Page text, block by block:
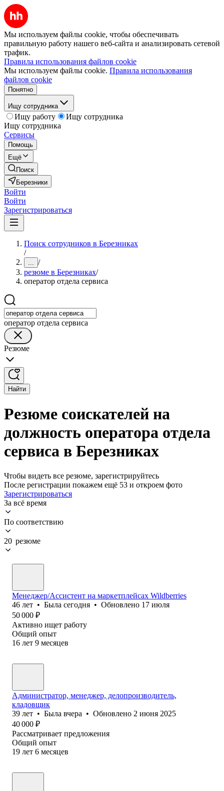
Мы используем файлы cookie, чтобы обеспечивать
правильную работу нашего веб-сайта и анализировать сетевой
трафик.
Правила использования файлов cookie
Мы используем файлы cookie. Правила использования
файлов cookie
Понятно
Ищу сотрудника
Ищу работу
Ищу сотрудника
Ищу сотрудника
Сервисы
Помощь
Ещё
Поиск
Березники
Войти
Войти
Зарегистрироваться
Поиск сотрудников в Березниках
/
... /
резюме в Березниках/
оператор отдела сервиса
оператор отдела сервиса
Резюме
Найти
Резюме соискателей на
должность оператора отдела
сервиса в Березниках
Чтобы видеть все резюме, зарегистрируйтесь
После регистрации покажем ещё 53 и откроем фото
Зарегистрироваться
За всё время
По соответствию
20 резюме
Менеджер/Ассистент на маркетплейсах Wildberries
46 лет • Была сегодня • Обновлено 17 июля
50 000 ₽
Активно ищет работу
Общий опыт
16 лет 9 месяцев
Администратор, менеджер, делопроизводитель,
кладовщик
39 лет • Была вчера • Обновлено 2 июня 2025
40 000 ₽
Рассматривает предложения
Общий опыт
19 лет 6 месяцев